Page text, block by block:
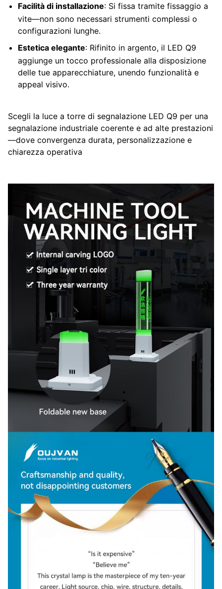
Facilità di installazione: Si fissa tramite fissaggio a
vite—non sono necessari strumenti complessi o
configurazioni lunghe.
Estetica elegante: Rifinito in argento, il LED Q9
aggiunge un tocco professionale alla disposizione
delle tue apparecchiature, unendo funzionalità e
appeal visivo.
Scegli la luce a torre di segnalazione LED Q9 per una
segnalazione industriale coerente e ad alte prestazioni
—dove convergenza durata, personalizzazione e
chiarezza operativa